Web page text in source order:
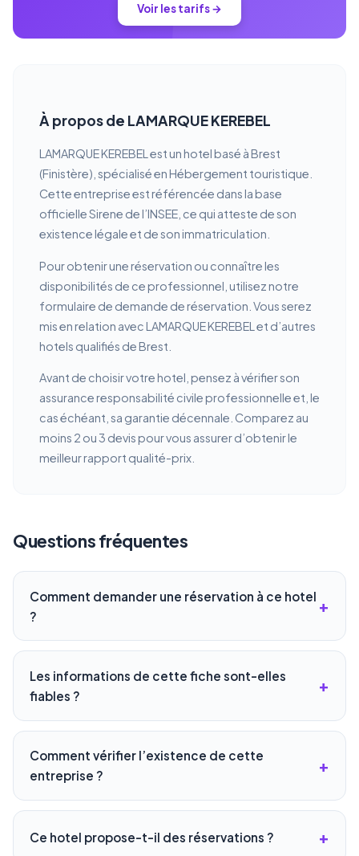
Voir les tarifs →
À propos de LAMARQUE KEREBEL
LAMARQUE KEREBEL est un hotel basé à Brest
(Finistère), spécialisé en Hébergement touristique.
Cette entreprise est référencée dans la base
officielle Sirene de l’INSEE, ce qui atteste de son
existence légale et de son immatriculation.
Pour obtenir une réservation ou connaître les
disponibilités de ce professionnel, utilisez notre
formulaire de demande de réservation. Vous serez
mis en relation avec LAMARQUE KEREBEL et d’autres
hotels qualifiés de Brest.
Avant de choisir votre hotel, pensez à vérifier son
assurance responsabilité civile professionnelle et, le
cas échéant, sa garantie décennale. Comparez au
moins 2 ou 3 devis pour vous assurer d’obtenir le
meilleur rapport qualité-prix.
Questions fréquentes
Comment demander une réservation à ce hotel
?
Les informations de cette fiche sont-elles
fiables ?
Comment vérifier l’existence de cette
entreprise ?
Ce hotel propose-t-il des réservations ?